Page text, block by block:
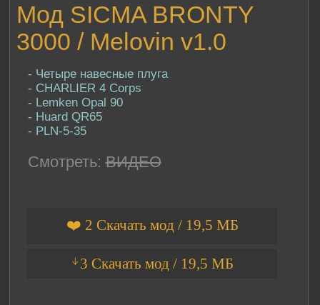
Мод SICMA BRONTY
3000 / Melovin v1.0
- Четыре навесные плуга
- CHARLIER 4 Corps
- Lemken Opal 90
- Huard QR65
- PLN-5-35
Смотреть: ВИДЕО
❤️ 2 Скачать мод / 19,5 МБ
ᛎ3 Скачать мод / 19,5 МБ